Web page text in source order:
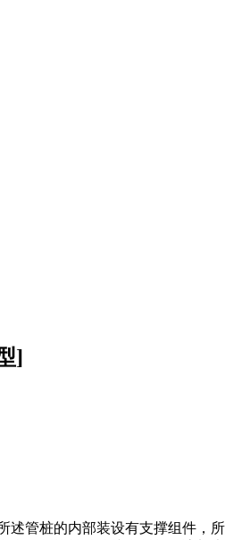
]
管桩的内部装设有支撑组件